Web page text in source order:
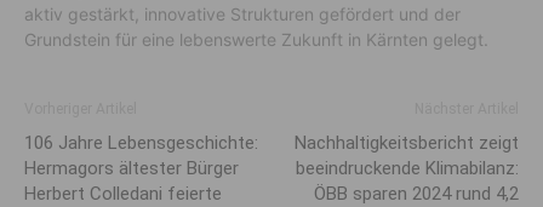
aktiv gestärkt, innovative Strukturen gefördert und der
Grundstein für eine lebenswerte Zukunft in Kärnten gelegt.
106 Jahre Lebensgeschichte:
Hermagors ältester Bürger
Herbert Colledani feierte
Nachhaltigkeitsbericht zeigt
beeindruckende Klimabilanz:
ÖBB sparen 2024 rund 4,2